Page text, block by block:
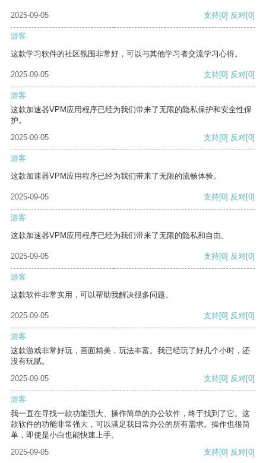
2025-09-05 支持[0] 反对[0]
游客
这款学习软件的社区氛围非常好，可以与其他学习者交流学习心得。
2025-09-05 支持[0] 反对[0]
游客
这款加速器VPM应用程序已经为我们带来了无限的隐私保护和安全性保
护。
2025-09-05
支持[0] 反对[0]
游客
这款加速器VPM应用程序已经为我们带来了无限的流畅体验。
2025-09-05 支持[0] 反对[0]
游客
这款加速器VPM应用程序已经为我们带来了无限的隐私和自由。
2025-09-05 支持[0] 反对[0]
游客
这款软件非常实用，可以帮助我解决很多问题。
2025-09-05 支持[0] 反对[0]
游客
这款游戏非常好玩，画面精美，玩法丰富。我已经玩了好几个小时，还
没有玩腻。
2025-09-05
支持[0] 反对[0]
游客
我一直在寻找一款功能强大、操作简单的办公软件，终于找到了它。这
款软件的功能非常强大，可以满足我日常办公的所有需求。操作也很简
单，即使是小白也能快速上手。
2025-09-05
支持[0] 反对[0]